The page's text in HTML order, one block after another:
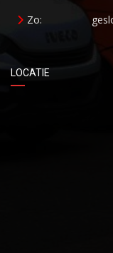
Zo:
LOCATIE